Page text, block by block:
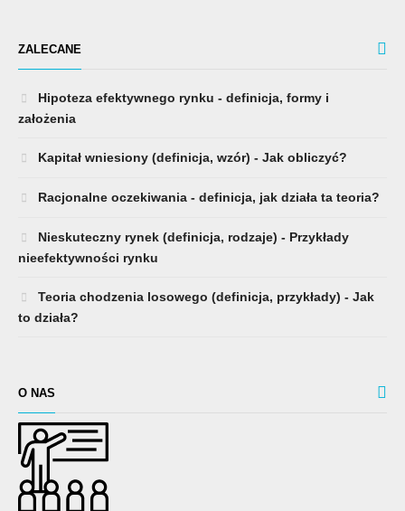
ZALECANE
Hipoteza efektywnego rynku - definicja, formy i
założenia
Kapitał wniesiony (definicja, wzór) - Jak obliczyć?
Racjonalne oczekiwania - definicja, jak działa ta teoria?
Nieskuteczny rynek (definicja, rodzaje) - Przykłady
nieefektywności rynku
Teoria chodzenia losowego (definicja, przykłady) - Jak
to działa?
O NAS